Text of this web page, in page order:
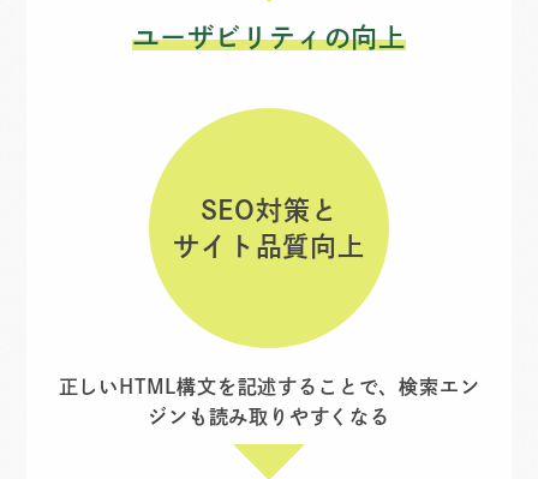
ユーザビリティの向上
SEO対策と
サイト品質向上
正しいHTML構文を記述することで、検索エン
ジンも読み取りやすくなる